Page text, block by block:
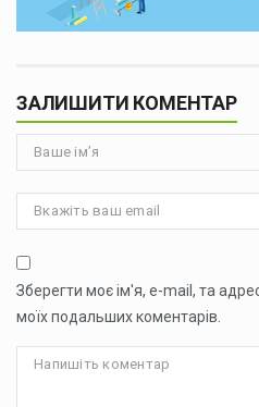
ЗАЛИШИТИ КОМЕНТАР
Зберегти моє ім'я, e-mail, та
моїх подальших коментарів.